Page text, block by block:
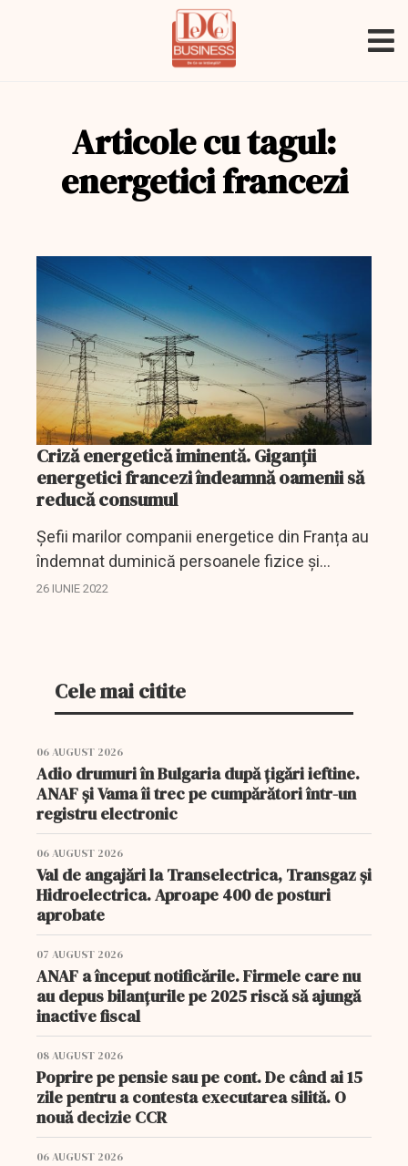
Articole cu tagul:
energetici francezi
Criză energetică iminentă. Giganții
energetici francezi îndeamnă oamenii să
reducă consumul
Șefii marilor companii energetice din Franța au
îndemnat duminică persoanele fizice și
juridice să limiteze imediat consumul de
26 IUNIE 2022
Cele mai citite
06 AUGUST 2026
Adio drumuri în Bulgaria după țigări ieftine.
ANAF și Vama îi trec pe cumpărători într-un
registru electronic
06 AUGUST 2026
Val de angajări la Transelectrica, Transgaz și
Hidroelectrica. Aproape 400 de posturi
aprobate
07 AUGUST 2026
ANAF a început notificările. Firmele care nu
au depus bilanțurile pe 2025 riscă să ajungă
inactive fiscal
08 AUGUST 2026
Poprire pe pensie sau pe cont. De când ai 15
zile pentru a contesta executarea silită. O
nouă decizie CCR
06 AUGUST 2026